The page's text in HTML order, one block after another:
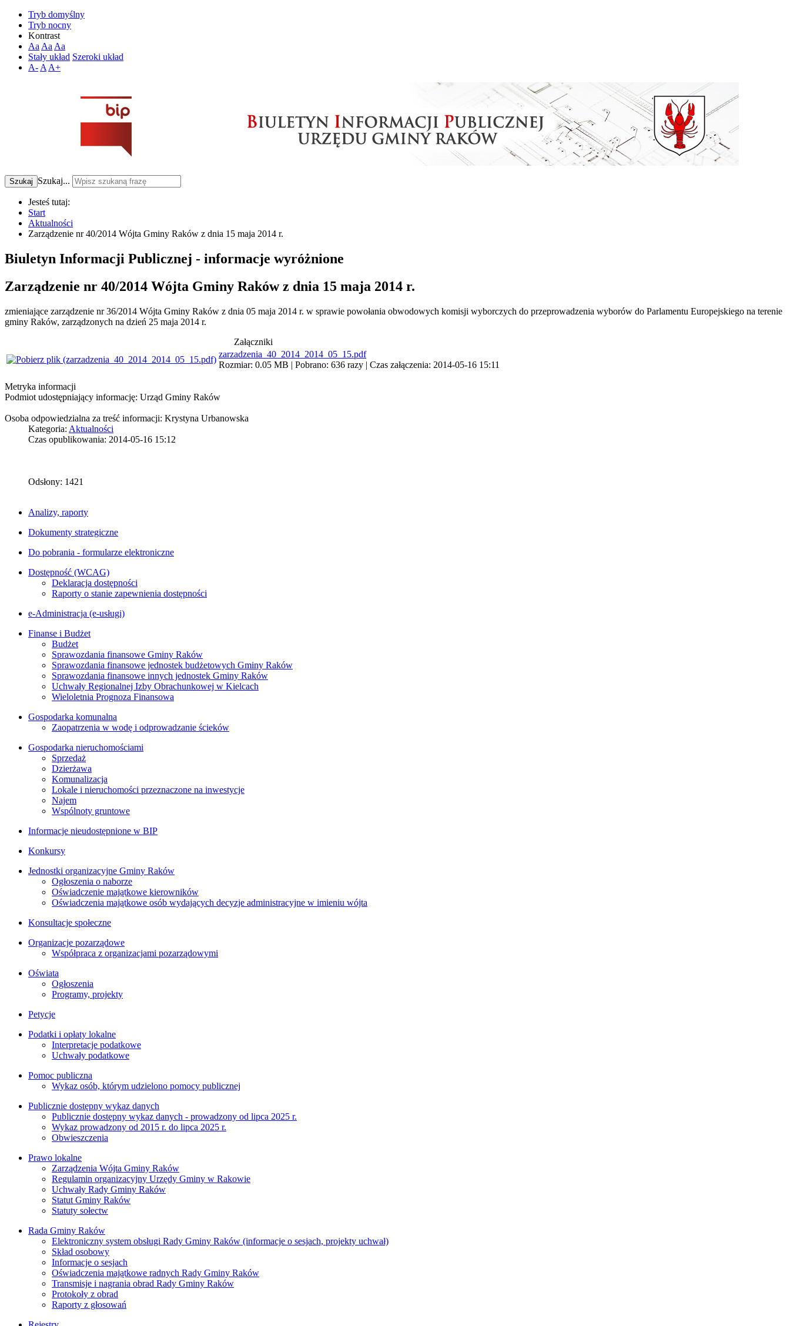
Tryb domyślny
Tryb nocny
Kontrast
Aa Aa Aa
Stały układ Szeroki układ
A- A A+
Szukaj Szukaj...
Jesteś tutaj:
Start
Aktualności
Zarządzenie nr 40/2014 Wójta Gminy Raków z dnia 15 maja 2014 r.
Biuletyn Informacji Publicznej - informacje wyróżnione
Zarządzenie nr 40/2014 Wójta Gminy Raków z dnia 15 maja 2014 r.
zmieniające zarządzenie nr 36/2014 Wójta Gminy Raków z dnia 05 maja 2014 r. w sprawie powołania obwodowych komisji wyborczych do przeprowadzenia wyborów do Parlamentu Europejskiego na terenie
gminy Raków, zarządzonych na dzień 25 maja 2014 r.
Załączniki
zarzadzenia_40_2014_2014_05_15.pdf
Rozmiar: 0.05 MB | Pobrano: 636 razy | Czas załączenia: 2014-05-16 15:11
Metryka informacji
Podmiot udostępniający informację: Urząd Gminy Raków
Osoba odpowiedzialna za treść informacji: Krystyna Urbanowska
Kategoria: Aktualności
Czas opublikowania: 2014-05-16 15:12
Odsłony: 1421
Analizy, raporty
Dokumenty strategiczne
Do pobrania - formularze elektroniczne
Dostępność (WCAG)
Deklaracja dostępności
Raporty o stanie zapewnienia dostępności
e-Administracja (e-usługi)
Finanse i Budżet
Budżet
Sprawozdania finansowe Gminy Raków
Sprawozdania finansowe jednostek budżetowych Gminy Raków
Sprawozdania finansowe innych jednostek Gminy Raków
Uchwały Regionalnej Izby Obrachunkowej w Kielcach
Wieloletnia Prognoza Finansowa
Gospodarka komunalna
Zaopatrzenia w wodę i odprowadzanie ścieków
Gospodarka nieruchomościami
Sprzedaż
Dzierżawa
Komunalizacja
Lokale i nieruchomości przeznaczone na inwestycje
Najem
Wspólnoty gruntowe
Informacje nieudostępnione w BIP
Konkursy
Jednostki organizacyjne Gminy Raków
Ogłoszenia o naborze
Oświadczenie majątkowe kierowników
Oświadczenia majątkowe osób wydających decyzje administracyjne w imieniu wójta
Konsultacje społeczne
Organizacje pozarządowe
Współpraca z organizacjami pozarządowymi
Oświata
Ogłoszenia
Programy, projekty
Petycje
Podatki i opłaty lokalne
Interpretacje podatkowe
Uchwały podatkowe
Pomoc publiczna
Wykaz osób, którym udzielono pomocy publicznej
Publicznie dostępny wykaz danych
Publicznie dostępny wykaz danych - prowadzony od lipca 2025 r.
Wykaz prowadzony od 2015 r. do lipca 2025 r.
Obwieszczenia
Prawo lokalne
Zarządzenia Wójta Gminy Raków
Regulamin organizacyjny Urzędy Gminy w Rakowie
Uchwały Rady Gminy Raków
Statut Gminy Raków
Statuty sołectw
Rada Gminy Raków
Elektroniczny system obsługi Rady Gminy Raków (informacje o sesjach, projekty uchwał)
Skład osobowy
Informacje o sesjach
Oświadczenia majątkowe radnych Rady Gminy Raków
Transmisje i nagrania obrad Rady Gminy Raków
Protokoły z obrad
Raporty z głosowań